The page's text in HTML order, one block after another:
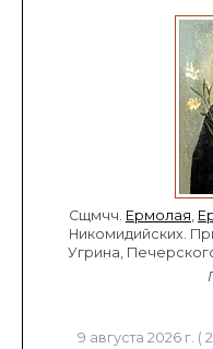
Сщмчч. Ермолая
Никомидийских.
Угрина,
9 августа 2026 г. (